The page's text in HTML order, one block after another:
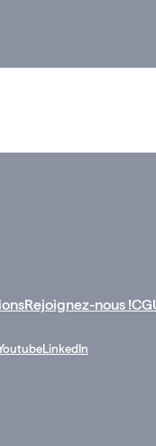
Rejoignez-nous !
LinkedIn